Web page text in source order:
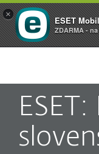
×
ESET
ZDARMA -